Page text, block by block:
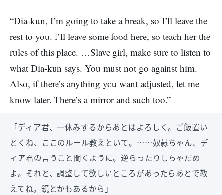
“Dia-kun, I’m going to take a break, so I’ll leave the
rest to you. I’ll leave some food here, so teach her the
rules of this place. …Slave girl, make sure to listen to
what Dia-kun says. You must not go against him.
Also, if there’s anything you want adjusted, let me
know later. There’s a mirror and such too.”
「ディア君、一休みするからあとはよろしく。ご飯置い
とくね、ここのルール教えといて。……奴隷ちゃん、デ
ィア君の言うこと聞くように。逆らったりしちゃだめ
よ。それと、調整して欲しいところがあったらあとで教
えてね。鏡とかもあるから」